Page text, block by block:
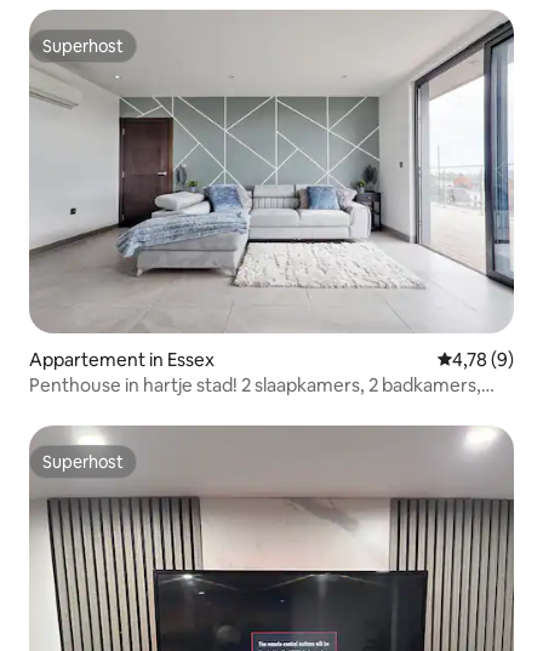
Superhost
Superhost
Appartement in Essex
4,78 (9)
Penthouse in hartje stad! 2 slaapkamers, 2 badkamers,
Superhost
Superhost